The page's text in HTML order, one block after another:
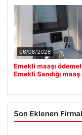
06/08/2026
Emekli maaşı
Emekli Sandığı
Son Eklenen